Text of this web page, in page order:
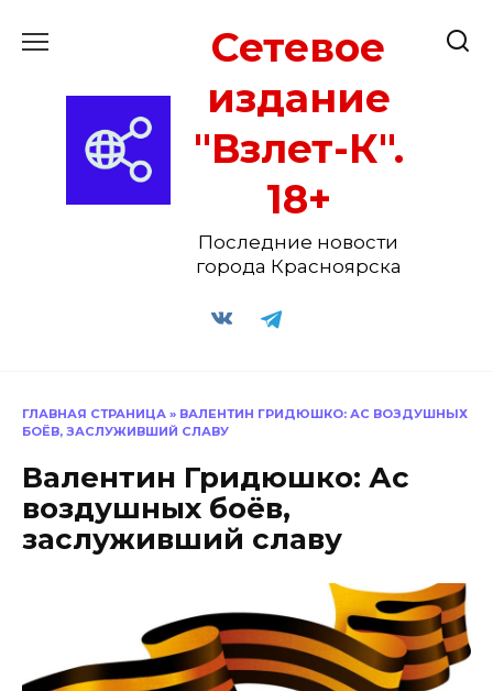
Сетевое
издание
"Взлет-К".
18+
Последние новости
города Красноярска
ГЛАВНАЯ СТРАНИЦА » ВАЛЕНТИН ГРИДЮШКО: АС ВОЗДУШНЫХ
БОЁВ, ЗАСЛУЖИВШИЙ СЛАВУ
Валентин Гридюшко: Ас
воздушных боёв,
заслуживший славу